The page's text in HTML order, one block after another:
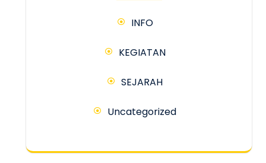
INFO
KEGIATAN
SEJARAH
Uncategorized